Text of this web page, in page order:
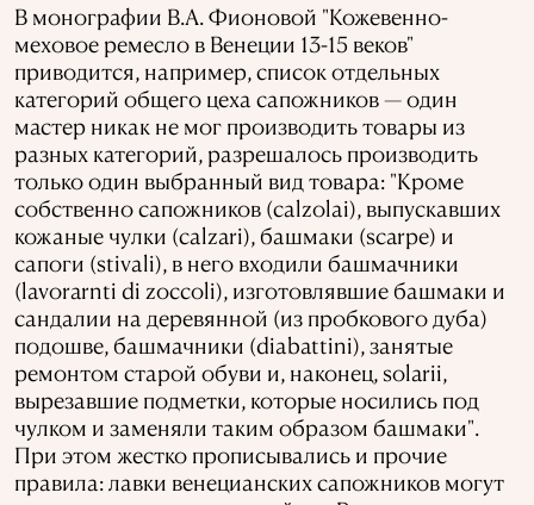
В монографии В.А. Фионовой "Кожевенно-
меховое ремесло в Венеции 13-15 веков"
приводится, например, список отдельных
категорий общего цеха сапожников — один
мастер никак не мог производить товары из
разных категорий, разрешалось производить
только один выбранный вид товара: "Кроме
собственно сапожников (calzolai), выпускавших
кожаные чулки (calzari), башмаки (scarpe) и
сапоги (stivali), в него входили башмачники
(lavorarnti di zoccoli), изготовлявшие башмаки и
сандалии на деревянной (из пробкового дуба)
подошве, башмачники (diabattini), занятые
ремонтом старой обуви и, наконец, solarii,
вырезавшие подметки, которые носились под
чулком и заменяли таким образом башмаки".
При этом жестко прописывались и прочие
правила: лавки венецианских сапожников могут